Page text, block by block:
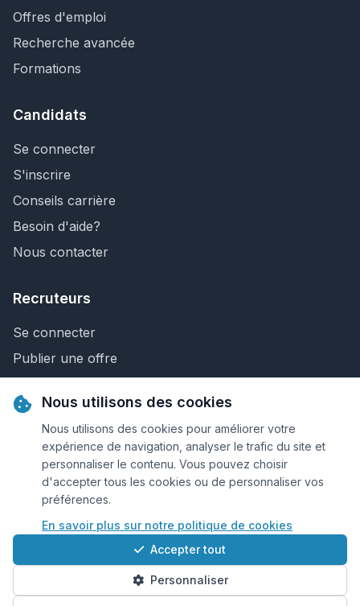
Offres d'emploi
Recherche avancée
Formations
Candidats
Se connecter
S'inscrire
Conseils carrière
Besoin d'aide?
Nous contacter
Recruteurs
Se connecter
Publier une offre
Nous contacter
© 2026 Keejob.com. Tous droits réservés.
Conditions et règlement
Cookies
Qui sommes-nous?
Nous utilisons des cookies
Nous utilisons des cookies pour améliorer votre
expérience de navigation, analyser le trafic du site et
personnaliser le contenu. Vous pouvez choisir
d'accepter tous les cookies ou de personnaliser vos
préférences.
En savoir plus sur notre politique de cookies
Accepter tout
Personnaliser